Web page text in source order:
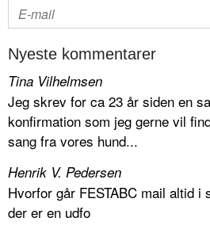
Nyeste kommentarer
Tina Vilhelmsen
Jeg skrev for ca 23 år siden en
konfirmation som jeg gerne vil
sang fra vores hund...
Henrik V. Pedersen
Hvorfor går FESTABC mail altid i
der er en udfo